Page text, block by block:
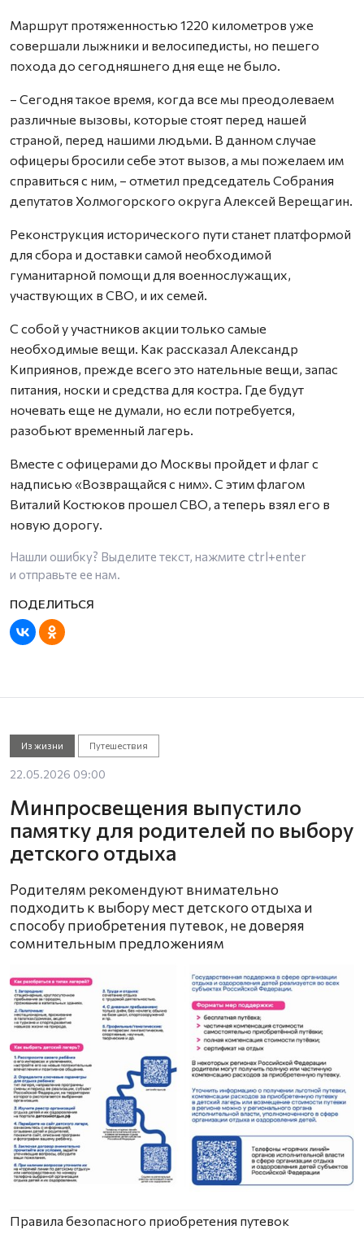
Маршрут протяженностью 1220 километров уже
совершали лыжники и велосипедисты, но пешего
похода до сегодняшнего дня еще не было.
– Сегодня такое время, когда все мы преодолеваем
различные вызовы, которые стоят перед нашей
страной, перед нашими людьми. В данном случае
офицеры бросили себе этот вызов, а мы пожелаем им
справиться с ним, – отметил председатель Собрания
депутатов Холмогорского округа Алексей Верещагин.
Реконструкция исторического пути станет платформой
для сбора и доставки самой необходимой
гуманитарной помощи для военнослужащих,
участвующих в СВО, и их семей.
С собой у участников акции только самые
необходимые вещи. Как рассказал Александр
Киприянов, прежде всего это нательные вещи, запас
питания, носки и средства для костра. Где будут
ночевать еще не думали, но если потребуется,
разобьют временный лагерь.
Вместе с офицерами до Москвы пройдет и флаг с
надписью «Возвращайся с ним». С этим флагом
Виталий Костюков прошел СВО, а теперь взял его в
новую дорогу.
Нашли ошибку? Выделите текст, нажмите ctrl+enter
и отправьте ее нам.
Из жизни Путешествия
22.05.2026 09:00
Минпросвещения выпустило
памятку для родителей по выбору
детского отдыха
Родителям рекомендуют внимательно
подходить к выбору мест детского отдыха и
способу приобретения путевок, не доверяя
сомнительным предложениям
Правила безопасного приобретения путевок